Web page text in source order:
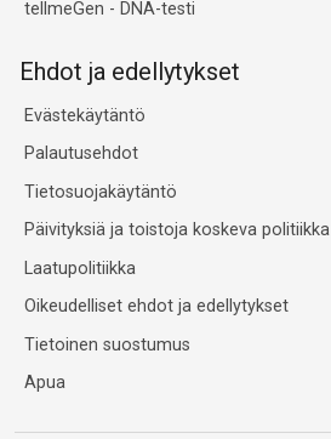
tellmeGen - DNA-testi
Ehdot ja edellytykset
Evästekäytäntö
Palautusehdot
Tietosuojakäytäntö
Päivityksiä ja toistoja koskeva politiikka
Laatupolitiikka
Oikeudelliset ehdot ja edellytykset
Tietoinen suostumus
Apua